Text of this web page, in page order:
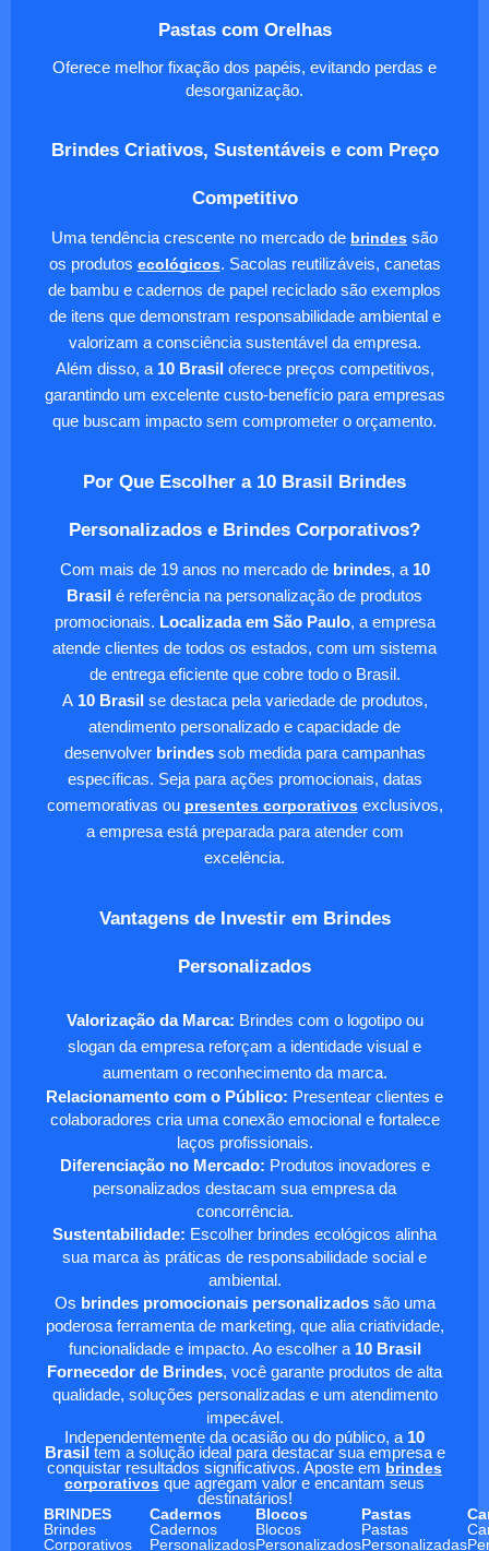
Pastas com Orelhas
Oferece melhor fixação dos papéis, evitando perdas e
desorganização.
Brindes Criativos, Sustentáveis e com Preço
Competitivo
Uma tendência crescente no mercado de brindes são
os produtos ecológicos. Sacolas reutilizáveis, canetas
de bambu e cadernos de papel reciclado são exemplos
de itens que demonstram responsabilidade ambiental e
valorizam a consciência sustentável da empresa.
Além disso, a 10 Brasiloferece preços competitivos,
garantindo um excelente custo-benefício para empresas
que buscam impacto sem comprometer o orçamento.
Por Que Escolher a 10 Brasil Brindes
Personalizados e Brindes Corporativos?
Com mais de 19 anos no mercado de brindes, a 10
Brasil é referência na personalização de produtos
promocionais. Localizada em São Paulo, a empresa
atende clientes de todos os estados, com um sistema
de entrega eficiente que cobre todo o Brasil.
A10 Brasilse destaca pela variedade de produtos,
atendimento personalizado e capacidade de
desenvolver brindessob medida para campanhas
específicas. Seja para ações promocionais, datas
comemorativas ou presentes corporativosexclusivos,
a empresa está preparada para atender com
excelência.
Vantagens de Investir em Brindes
Personalizados
Valorização da Marca: Brindes com o logotipo ou
slogan da empresa reforçam a identidade visual e
aumentam o reconhecimento da marca.
Relacionamento com o Público: Presentear clientes e
colaboradores cria uma conexão emocional e fortalece
laços profissionais.
Diferenciação no Mercado: Produtos inovadores e
personalizados destacam sua empresa da
concorrência.
Sustentabilidade: Escolher brindes ecológicos alinha
sua marca às práticas de responsabilidade social e
ambiental.
Os brindes promocionais personalizadossão uma
poderosa ferramenta de marketing, que alia criatividade,
funcionalidade e impacto. Ao escolher a 10 Brasil
Fornecedor de Brindes, você garante produtos de alta
qualidade, soluções personalizadas e um atendimento
impecável.
Independentemente da ocasião ou do público, a 10
Brasil tem a solução ideal para destacar sua empresa e
conquistar resultados significativos. Aposte em brindes
corporativos que agregam valor e encantam seus
destinatários!
BRINDES
Cadernos Blocos Pastas
Brindes
Corporativos
Cadernos
Personalizados
Blocos
Personalizados
Pastas
Personalizadas